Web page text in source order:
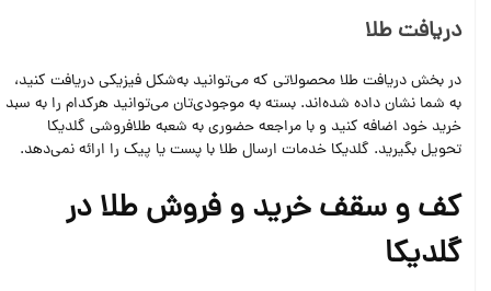
دریافت طلا
در بخش دریافت طلا محصولاتی که می‌توانید به‌شکل فیزیکی دریافت کنید،
به شما نشان داده شده‌اند. بسته به موجودی‌تان می‌توانید هرکدام را به سبد
خرید خود اضافه کنید و با مراجعه حضوری به شعبه طلافروشی گلدیکا
تحویل بگیرید. گلدیکا خدمات ارسال طلا با پست یا پیک را ارائه نمی‌دهد.
کف و سقف خرید و فروش طلا در
گلدیکا